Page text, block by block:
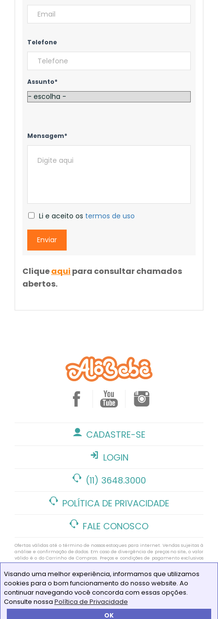
Visando uma melhor experiência, informamos que utilizamos
cookies para o bom funcionamento do nosso website. Ao
continuar navegando você concorda com essas opções.
Consulte nossa Política de Privacidade
OK
Telefone
Assunto*
Mensagem*
Li e aceito os termos de uso
Enviar
Cliqueaqui para consultar chamados
abertos.
CADASTRE-SE
LOGIN
(11) 3648.3000
POLÍTICA DE PRIVACIDADE
FALE CONOSCO
Ofertas válidas até o término de nossos estoques para internet. Vendas sujeitas à
análise e confirmação de dados. Em caso de divergência de preços no site, o valor
válido é o do Carrinho de Compras. Preços e condições de pagamento exclusivos
para compras via internet. As imagens de produtos deste site pertencem a Alô
Bebê. Não é permitida a utilização sem autorização https://www.alobebe.com.br
CNPJ Loja Virtual: 11.928.659/0006-33
© COPYRIGHT 1987/2021 - ALÔ BEBÊ 34 ANOS - TODOS OS DIREITOS
RESERVADOS - TELEFONE: (11) 3648.3000